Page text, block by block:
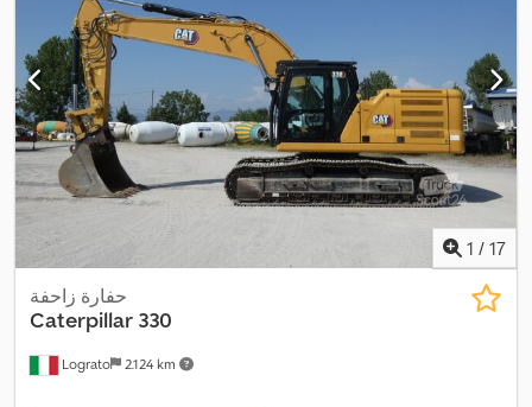
1 / 17
Lograto 2.124 km
حفارة زاحفة
Caterpillar 330